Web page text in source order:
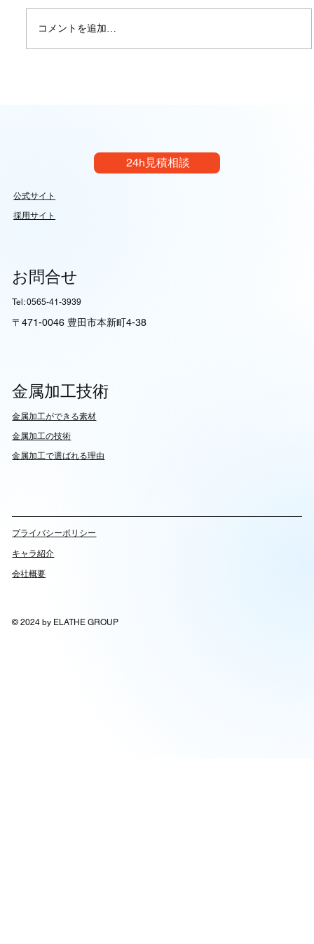
コメントを追加…
24h見積相談
公式サイト
採用サイト
お問合せ
Tel: 0565-41-3939
〒471-0046 豊田市本新町4-38
金属加工技術
​金属加工ができる素材
​金属加工の技術
金属加工で選ばれる理由
© 2024 by ELATHE GROUP
​プライバシーポリシー
キャラ紹介
会社概要